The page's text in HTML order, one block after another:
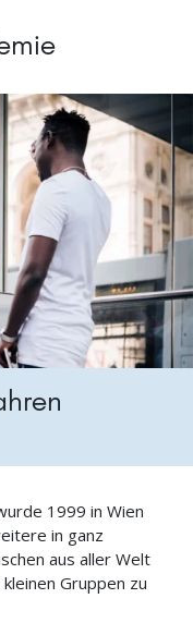
1999 in Wien
in ganz
aus aller Welt
Gruppen zu